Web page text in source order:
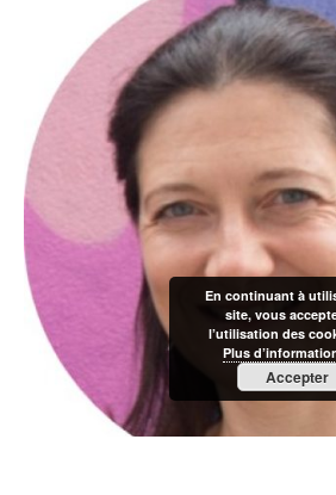
En continuant à
site, vous
l’utilisation des
Plus
Accepter